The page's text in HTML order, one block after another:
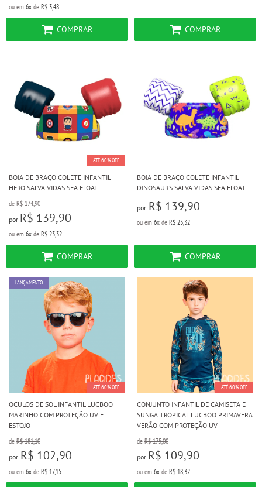
ou em 6x de R$ 3,48
COMPRAR COMPRAR
ATÉ 60% OFF
BOIA DE BRAÇO COLETE INFANTIL
HERO SALVA VIDAS SEA FLOAT
de R$ 174,90
por R$ 139,90
ou em 6x de R$ 23,32
COMPRAR
BOIA DE BRAÇO COLETE INFANTIL
DINOSAURS SALVA VIDAS SEA FLOAT
por R$ 139,90
ou em 6x de R$ 23,32
COMPRAR
ATÉ 60% OFF
LANÇAMENTO
OCULOS DE SOL INFANTIL LUCBOO
MARINHO COM PROTEÇÃO UV E
ESTOJO
de R$ 181,10
por R$ 102,90
ou em 6x de R$ 17,15
ATÉ 60% OFF
CONJUNTO INFANTIL DE CAMISETA E
SUNGA TROPICAL LUCBOO PRIMAVERA
VERÃO COM PROTEÇÃO UV
de R$ 175,00
por R$ 109,90
ou em 6x de R$ 18,32